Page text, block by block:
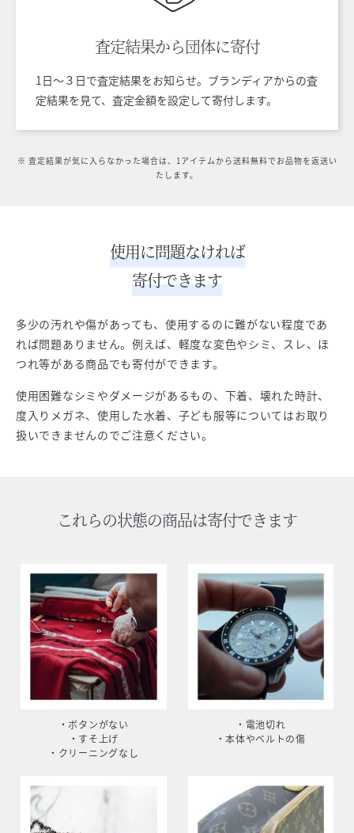
査定結果から団体に寄付
1日〜３日で査定結果をお知らせ。ブランディアからの査
定結果を見て、査定金額を設定して寄付します。
※ 査定結果が気に入らなかった場合は、1アイテムから送料無料でお品物を返送い
たします。
使用に問題なければ
寄付できます
多少の汚れや傷があっても、使用するのに難がない程度であ
れば問題ありません。例えば、軽度な変色やシミ、スレ、ほ
つれ等がある商品でも寄付ができます。
使用困難なシミやダメージがあるもの、下着、壊れた時計、
度入りメガネ、使用した水着、子ども服等についてはお取り
扱いできませんのでご注意ください。
これらの状態の商品は寄付できます
・ボタンがない
・すそ上げ
・クリーニングなし
・電池切れ
・本体やベルトの傷